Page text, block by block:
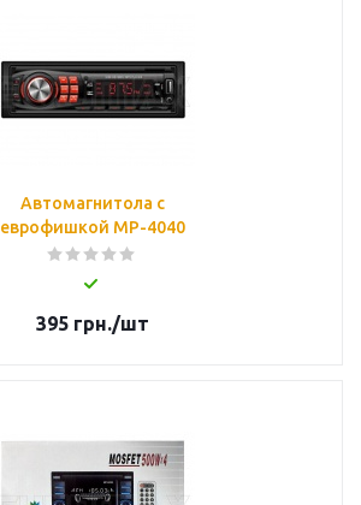
Автомагнитола с
еврофишкой MP-4040
395грн./шт